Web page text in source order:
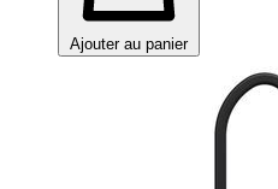
Ajouter au panier